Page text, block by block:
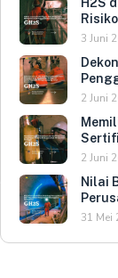
3 Juni
2 Juni
2 Juni
Nilai
31 Mei